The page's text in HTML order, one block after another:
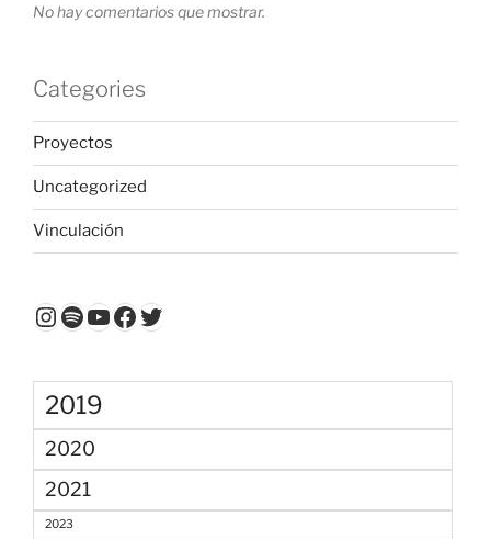
No hay comentarios que mostrar.
Categories
Proyectos
Uncategorized
Vinculación
Instagram
Spotify
YouTube
Facebook
Twitter
2019
2020
2021
2023